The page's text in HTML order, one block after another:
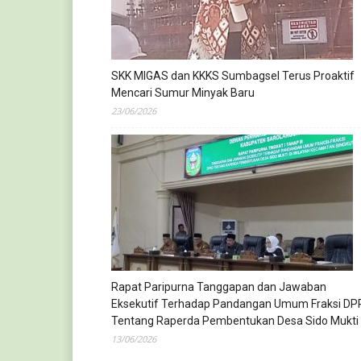
SKK MIGAS dan KKKS Sumbagsel Terus Proaktif
Mencari Sumur Minyak Baru
23/06/2026
Rapat Paripurna Tanggapan dan Jawaban
Eksekutif Terhadap Pandangan Umum Fraksi
Tentang Raperda Pembentukan Desa Sido Mukti
13/06/2026